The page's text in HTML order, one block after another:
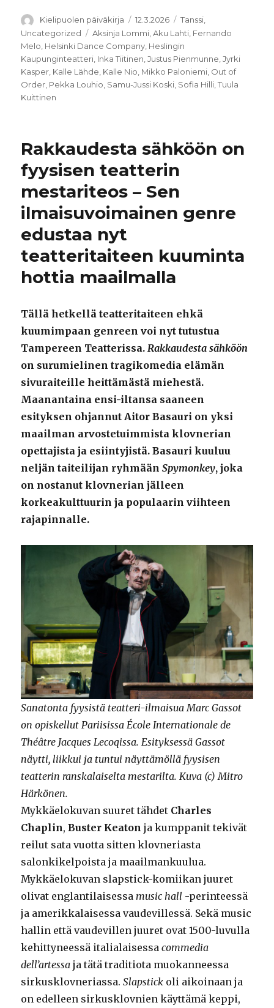
Kirjoittaja
Kielipuolen päiväkirja Julkaistu
12.3.2026 Kategoriat
Tanssi,
Uncategorized
Avainsanat
Aksinja Lommi ,Aku Lahti Fernando
Melo Helsinki Dance Company Heslingin
Kaupunginteatteri Inka Tiitinen ,Justus Pienmunne ,Jyrki
Kasper Kalle Lähde Kalle Nio Mikko Paloniemi Out of
Order Pekka Louhio Samu-Jussi Koski Sofia Hilli ,Tuula
Kuittinen
Rakkaudesta sähköön on
fyysisen teatterin
mestariteos – Sen
ilmaisuvoimainen genre
edustaa nyt
teatteritaiteen kuuminta
hottia maailmalla
Tällä hetkellä teatteritaiteen ehkä
kuumimpaan genreen voi nyt tutustua
Tampereen Teatterissa. Rakkaudesta sähköön
on surumielinen tragikomedia elämän
sivuraiteille heittämästä miehestä.
Maanantaina ensi-iltansa saaneen
esityksen ohjannut Aitor Basauri on yksi
maailman arvostetuimmista klovnerian
opettajista ja esiintyjistä. Basauri kuuluu
neljän taiteilijan ryhmäänSpymonkey, joka
on nostanut klovnerian jälleen
korkeakulttuurin ja populaarin viihteen
rajapinnalle.
Sanatonta fyysistä teatteri-ilmaisua Marc Gassot
on opiskellut Pariisissa École Internationale de
Théâtre Jacques Lecoqissa. Esityksessä Gassot
näytti, liikkui ja tuntui näyttämöllä fyysisen
teatterin ranskalaiselta mestarilta. Kuva (c) Mitro
Härkönen.
Mykkäelokuvan suuret tähdet Charles
Chaplin,Buster Keaton ja kumppanit tekivät
reilut sata vuotta sitten klovneriasta
salonkikelpoista ja maailmankuulua.
Mykkäelokuvan slapstick-komiikan juuret
olivat englantilaisessamusic hall -perinteessä
ja amerikkalaisessa vaudevillessä. Sekä music
hallin että vaudevillen juuret ovat 1500-luvulla
kehittyneessä italialaisessacommedia
dell’artessa ja tätä traditiota muokanneessa
sirkusklovneriassa.Slapstick oli aikoinaan ja
on edelleen sirkusklovnien käyttämä keppi,